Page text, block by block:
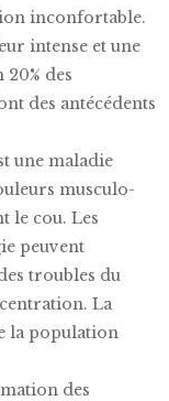
inconfortable.
intense et une
des
des antécédents
une maladie
musculo-
le cou. Les
peuvent
troubles du
La
la population
des